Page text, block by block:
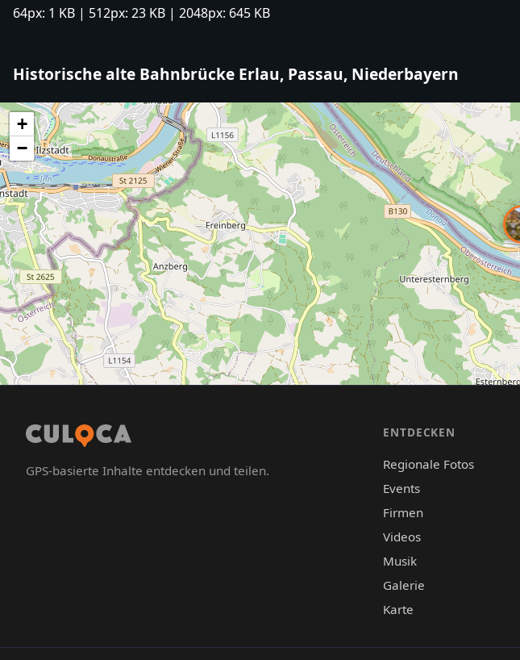
64px: 1 KB | 512px: 23 KB | 2048px: 645 KB
Historische alte Bahnbrücke Erlau, Passau, Niederbayern
+
−
GPS-basierte Inhalte entdecken und teilen.
ENTDECKEN
Regionale Fotos
Events
Firmen
Videos
Musik
Galerie
Karte